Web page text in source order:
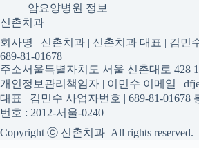
암요양병원 정보
신촌치과
회사명 | 신촌치과 | 신촌치과 대표 | 김민
689-81-01678
주소서울특별자치도 서울 신촌대로 428
개인정보관리책임자 | 이민수 이메일 |
대표 | 김민수 사업자번호 | 689-81-01678
번호 : 2012-서울-0240
Copyright ⓒ 신촌치과 All rights reserved.